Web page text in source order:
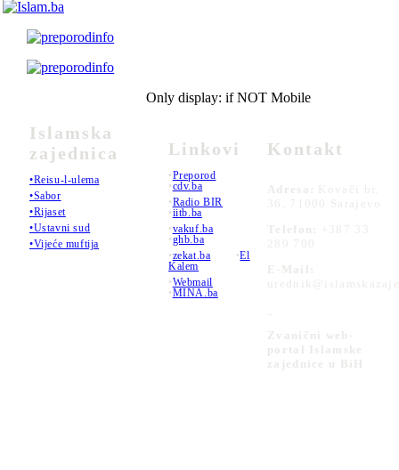
Islamska
zajednica
•Reisu-l-ulema
•Sabor
•Rijaset
•Ustavni sud
•Vijeće muftija
Only display: if NOT Mobile
Linkovi
•Preporod
•cdv.ba
•Radio BIR
•iitb.ba
•vakuf.ba
•ghb.ba
•zekat.ba •El
Kalem
•Webmail
•MINA.ba
Kontakt
Adresa:
Kovači br.
36, 71000 Sarajevo
Telefon:
+387 33
289 700
E-Mail:
Zvanični web-
portal Islamske
zajednice u BiH